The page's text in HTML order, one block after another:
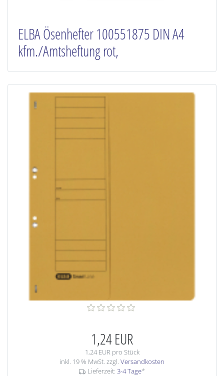
ELBA Ösenhefter 100551875 DIN A4
kfm./Amtsheftung rot,
1,24 EUR
1,24 EUR pro Stück
inkl. 19 % MwSt. zzgl. Versandkosten
Lieferzeit: 3-4 Tage*